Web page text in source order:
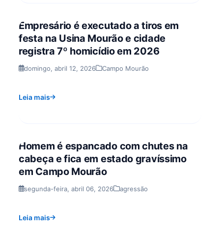
Empresário é executado a tiros em
festa na Usina Mourão e cidade
registra 7º homicídio em 2026
domingo, abril 12, 2026 Campo Mourão
Leia mais
Homem é espancado com chutes na
cabeça e fica em estado gravíssimo
em Campo Mourão
segunda-feira, abril 06, 2026 agressão
Leia mais